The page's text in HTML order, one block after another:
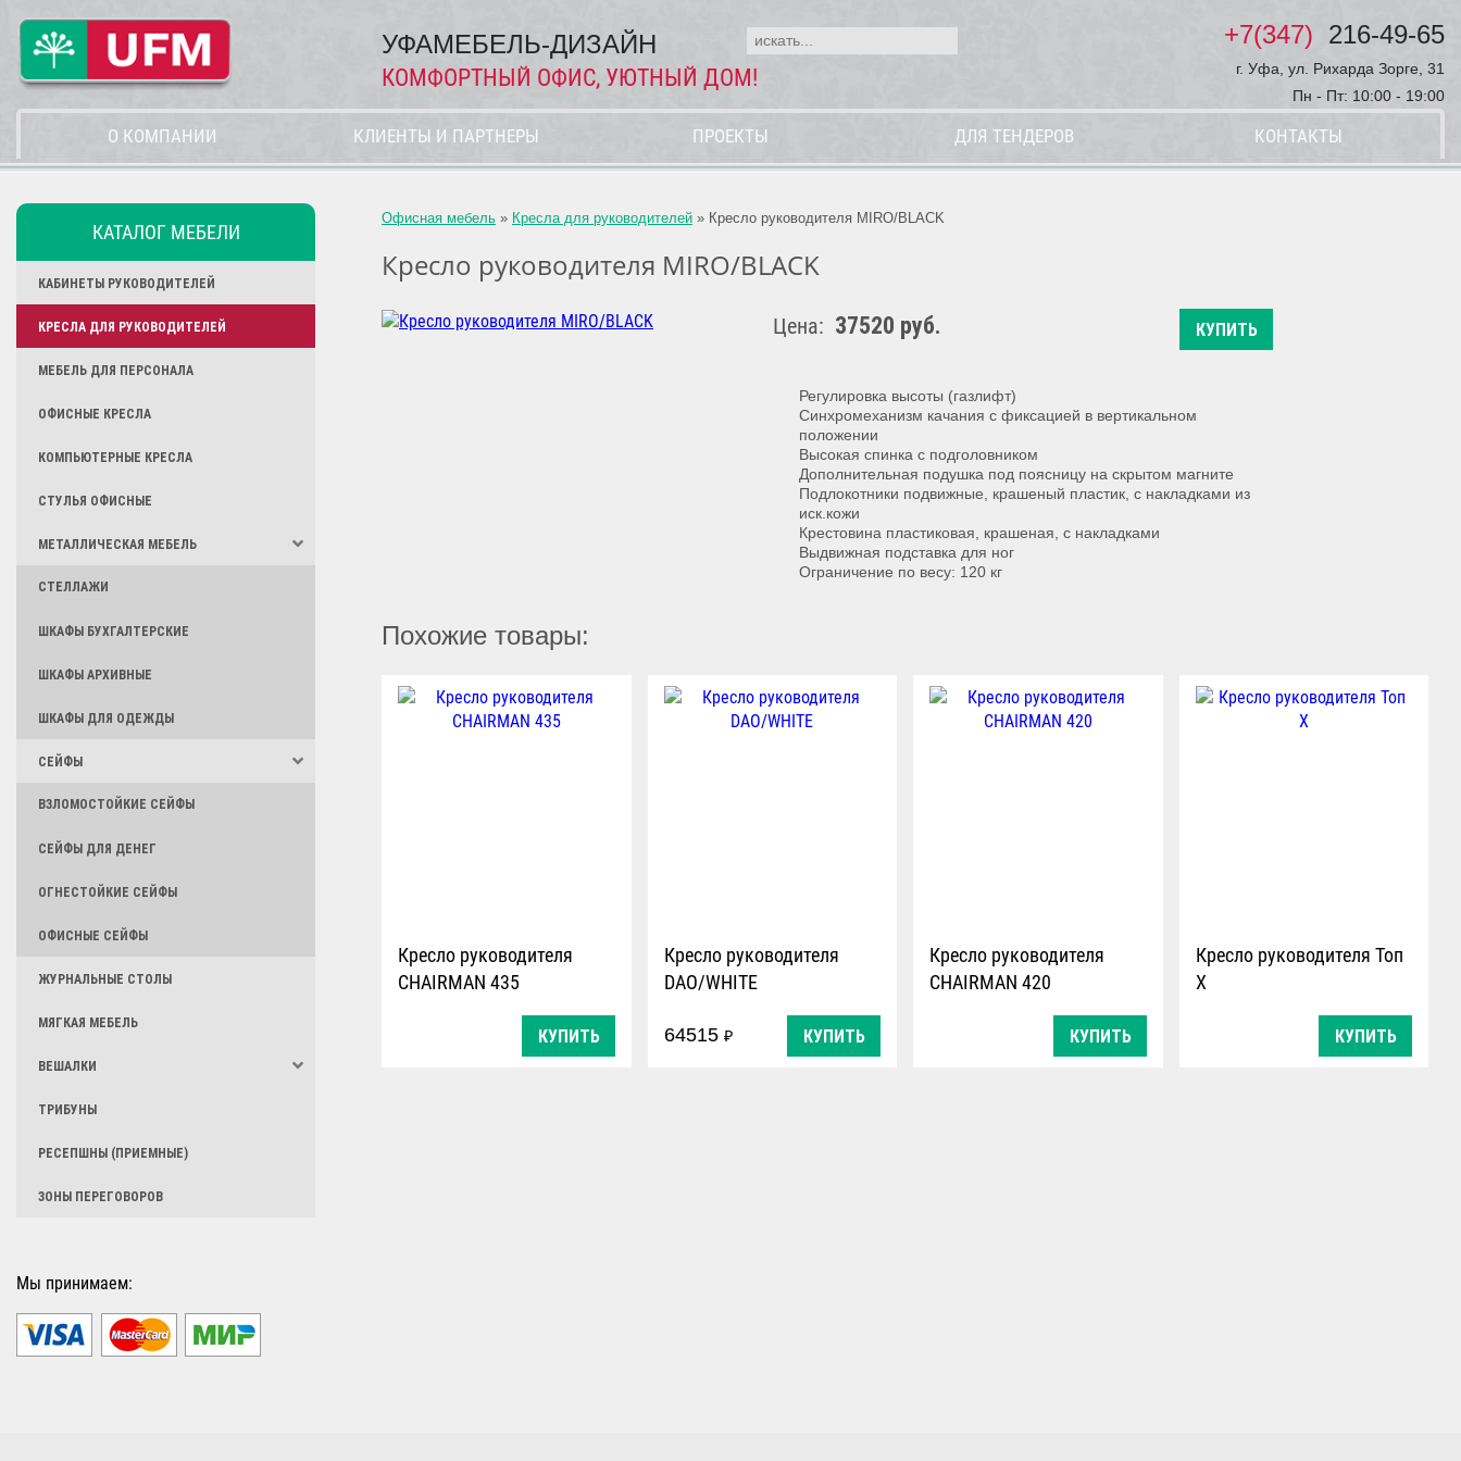
УФАМЕБЕЛЬ-ДИЗАЙН
КОМФОРТНЫЙ ОФИС, УЮТНЫЙ ДОМ!
+7(347) 216-49-65
г. Уфа, ул. Рихарда Зорге, 31
Пн - Пт: 10:00 - 19:00
О КОМПАНИИ КЛИЕНТЫ И ПАРТНЕРЫ ПРОЕКТЫ ДЛЯ ТЕНДЕРОВ КОНТАКТЫ
КАТАЛОГ МЕБЕЛИ
КАБИНЕТЫ РУКОВОДИТЕЛЕЙ
КРЕСЛА ДЛЯ РУКОВОДИТЕЛЕЙ
МЕБЕЛЬ ДЛЯ ПЕРСОНАЛА
ОФИСНЫЕ КРЕСЛА
КОМПЬЮТЕРНЫЕ КРЕСЛА
СТУЛЬЯ ОФИСНЫЕ
МЕТАЛЛИЧЕСКАЯ МЕБЕЛЬ
СТЕЛЛАЖИ
ШКАФЫ БУХГАЛТЕРСКИЕ
ШКАФЫ АРХИВНЫЕ
ШКАФЫ ДЛЯ ОДЕЖДЫ
СЕЙФЫ
ВЗЛОМОСТОЙКИЕ СЕЙФЫ
СЕЙФЫ ДЛЯ ДЕНЕГ
ОГНЕСТОЙКИЕ СЕЙФЫ
ОФИСНЫЕ СЕЙФЫ
ЖУРНАЛЬНЫЕ СТОЛЫ
МЯГКАЯ МЕБЕЛЬ
ВЕШАЛКИ
ТРИБУНЫ
РЕСЕПШНЫ (ПРИЕМНЫЕ)
ЗОНЫ ПЕРЕГОВОРОВ
Мы принимаем:
Офисная мебель » Кресла для руководителей » Кресло руководителя MIRO/BLACK
Кресло руководителя MIRO/BLACK
Цена: 37520 руб. КУПИТЬ
Регулировка высоты (газлифт)
Синхромеханизм качания с фиксацией в вертикальном
положении
Высокая спинка с подголовником
Дополнительная подушка под поясницу на скрытом магните
Подлокотники подвижные, крашеный пластик, с накладками из
иск.кожи
Крестовина пластиковая, крашеная, с накладками
Выдвижная подставка для ног
Ограничение по весу: 120 кг
Похожие товары:
Кресло руководителя
CHAIRMAN 435
КУПИТЬ
Кресло руководителя
DAO/WHITE
64515 ₽ КУПИТЬ
Кресло руководителя
CHAIRMAN 420
КУПИТЬ
Кресло руководителя Топ
Х
КУПИТЬ